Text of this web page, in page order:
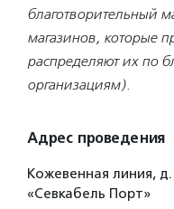
благотворительный
магазинов, которые
распределяют их по
организациям).
Адрес проведения
Кожевенная линия,
«Севкабель Порт»